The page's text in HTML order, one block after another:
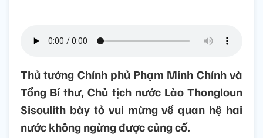
Thủ tướng Chính phủ Phạm Minh Chính và
Tổng Bí thư, Chủ tịch nước Lào Thongloun
Sisoulith bày tỏ vui mừng về quan hệ hai
nước không ngừng được củng cố.